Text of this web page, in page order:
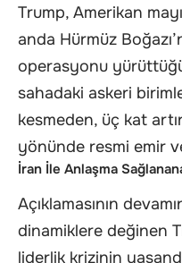
Trump, Amerikan
anda Hürmüz
operasyonu
sahadaki askeri
kesmeden, üç kat
yönünde resmi emir
İran İle Anlaşma
Açıklamasının
dinamiklere değinen
liderlik krizinin